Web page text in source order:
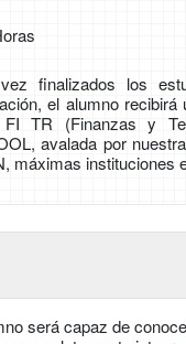
finalizados los
el alumno
TR (Finanzas y
avalada por
máximas instituciones
será capaz de